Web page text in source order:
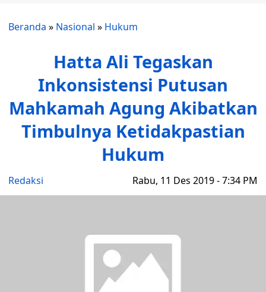
Beranda » Nasional » Hukum
Hatta Ali Tegaskan
Inkonsistensi Putusan
Mahkamah Agung Akibatkan
Timbulnya Ketidakpastian
Hukum
Redaksi Rabu, 11 Des 2019 - 7:34 PM